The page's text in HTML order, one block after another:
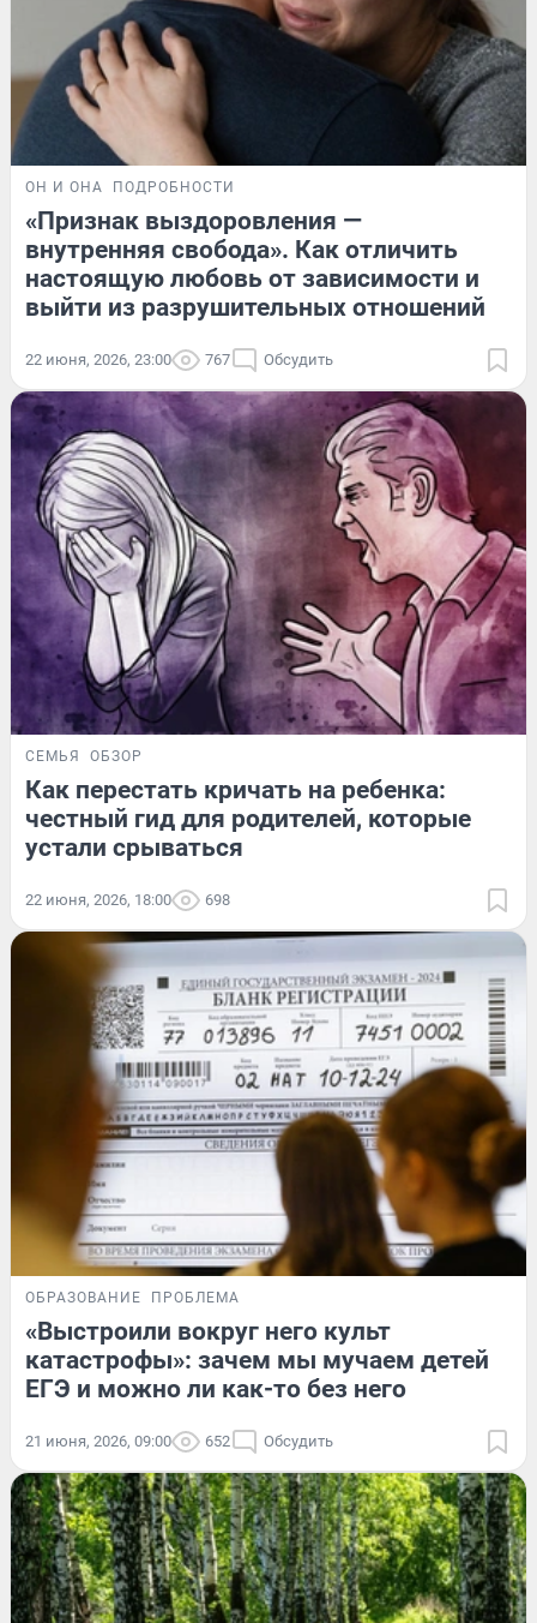
ОН И ОНА ПОДРОБНОСТИ
«Признак выздоровления —
внутренняя свобода». Как отличить
настоящую любовь от зависимости и
выйти из разрушительных отношений
22 июня, 2026, 23:00 767 Обсудить
СЕМЬЯ ОБЗОР
Как перестать кричать на ребенка:
честный гид для родителей, которые
устали срываться
22 июня, 2026, 18:00 698
ОБРАЗОВАНИЕ ПРОБЛЕМА
«Выстроили вокруг него культ
катастрофы»: зачем мы мучаем детей
ЕГЭ и можно ли как-то без него
21 июня, 2026, 09:00 652 Обсудить